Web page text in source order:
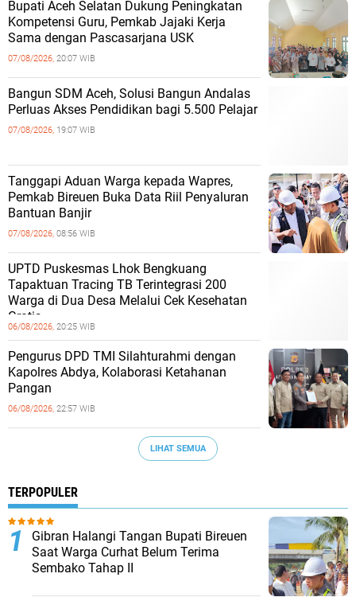
Bupati Aceh Selatan Dukung Peningkatan
Kompetensi Guru, Pemkab Jajaki Kerja
Sama dengan Pascasarjana USK
07/08/2026, 20:07 WIB
‎Bangun SDM Aceh, Solusi Bangun Andalas
Perluas Akses Pendidikan bagi 5.500 Pelajar ‎
07/08/2026, 19:07 WIB
Tanggapi Aduan Warga kepada Wapres,
Pemkab Bireuen Buka Data Riil Penyaluran
Bantuan Banjir
07/08/2026, 08:56 WIB
UPTD Puskesmas Lhok Bengkuang
Tapaktuan ‎Tracing TB Terintegrasi 200
Warga di Dua Desa Melalui Cek Kesehatan
Gratis
06/08/2026, 20:25 WIB
Pengurus DPD TMI Silahturahmi dengan
Kapolres Abdya, Kolaborasi Ketahanan
Pangan
06/08/2026, 22:57 WIB
LIHAT SEMUA
TERPOPULER
Gibran Halangi Tangan Bupati Bireuen
Saat Warga Curhat Belum Terima
Sembako Tahap II